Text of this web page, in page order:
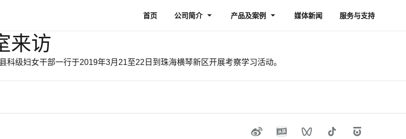
首页 公司简介 产品及案例 媒体新闻 服务与支持
来访
级妇女干部一行于2019年3月21至22日到珠海横琴新区开展考察学习活动。